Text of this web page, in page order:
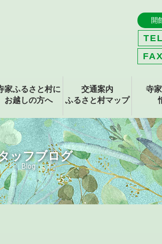
開
TEL
FAX
家ふるさと村に
お越しの方へ
交通案内
ふるさと村マップ
寺
ッフブログ
Blog